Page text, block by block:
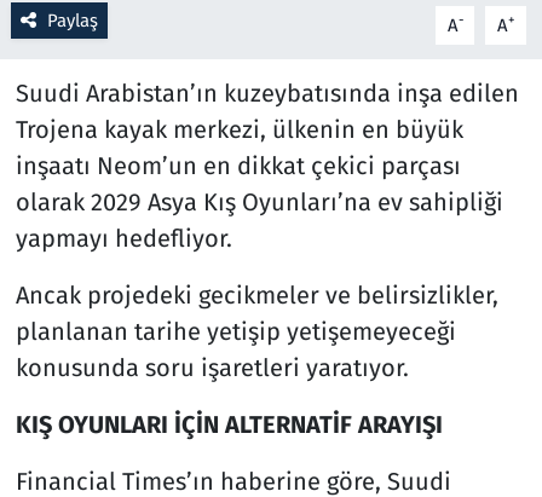
Paylaş A- A+
Suudi Arabistan’ın kuzeybatısında inşa edilen
Trojena kayak merkezi, ülkenin en büyük
inşaatı Neom’un en dikkat çekici parçası
olarak 2029 Asya Kış Oyunları’na ev sahipliği
yapmayı hedefliyor.
Ancak projedeki gecikmeler ve belirsizlikler,
planlanan tarihe yetişip yetişemeyeceği
konusunda soru işaretleri yaratıyor.
KIŞ OYUNLARI İÇİN ALTERNATİF ARAYIŞI
Financial Times’ın haberine göre, Suudi
Savunma Sanayi
Spor
Teknoloji ve Bilim
Televizyon